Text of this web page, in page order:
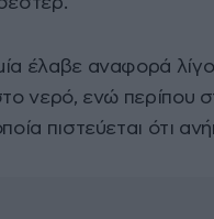
έλαβε αναφορά λίγο
νερό, ενώ περίπου
πιστεύεται ότι